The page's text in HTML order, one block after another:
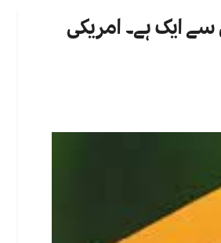
سے ایک ہے۔ امریکی